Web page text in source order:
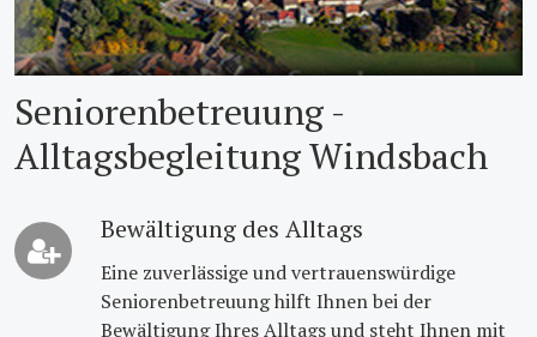
Seniorenbetreuung -
Alltagsbegleitung Windsbach
Bewältigung des Alltags
Eine zuverlässige und vertrauenswürdige
Seniorenbetreuung hilft Ihnen bei der
Bewältigung Ihres Alltags und steht Ihnen mit